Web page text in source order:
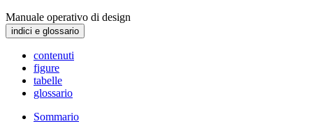
Manuale operativo di design
indici e glossario
contenuti
figure
tabelle
glossario
Sommario